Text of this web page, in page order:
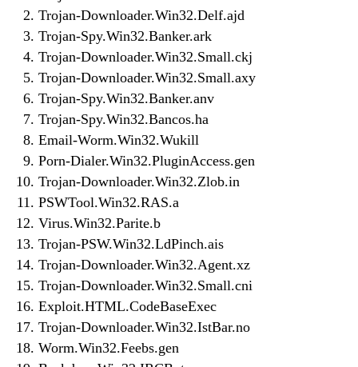
Trojan-Downloader.Win32.Delf.ajd
Trojan-Spy.Win32.Banker.ark
Trojan-Downloader.Win32.Small.ckj
Trojan-Downloader.Win32.Small.axy
Trojan-Spy.Win32.Banker.anv
Trojan-Spy.Win32.Bancos.ha
Email-Worm.Win32.Wukill
Porn-Dialer.Win32.PluginAccess.gen
Trojan-Downloader.Win32.Zlob.in
PSWTool.Win32.RAS.a
Virus.Win32.Parite.b
Trojan-PSW.Win32.LdPinch.ais
Trojan-Downloader.Win32.Agent.xz
Trojan-Downloader.Win32.Small.cni
Exploit.HTML.CodeBaseExec
Trojan-Downloader.Win32.IstBar.no
Worm.Win32.Feebs.gen